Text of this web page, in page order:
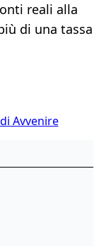
reali alla
di una tassa
Avvenire